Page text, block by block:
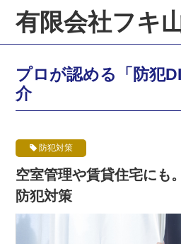
有限会社フキ
プロが認める「防犯
介
防犯対策
空室管理や賃貸住宅にも
防犯対策